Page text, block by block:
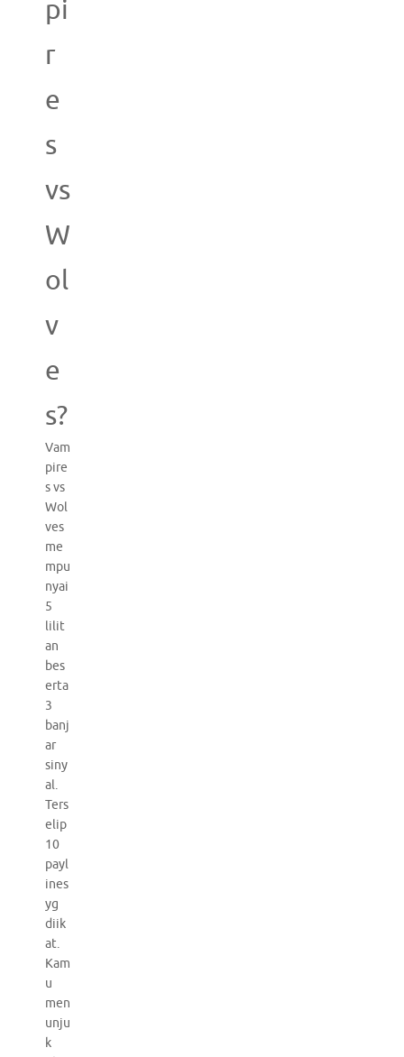
pi
r
e
s
vs
W
ol
v
e
s?
Vam
pire
s vs
Wol
ves
me
mpu
nyai
5
lilit
an
bes
erta
3
banj
ar
siny
al.
Ters
elip
10
payl
ines
yg
diik
at.
Kam
u
men
unju
k